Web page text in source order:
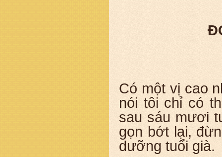
Có một vị cao
nói tôi chỉ có
sau sáu mươi
gọn bớt lại,
dưỡng tuổi già.